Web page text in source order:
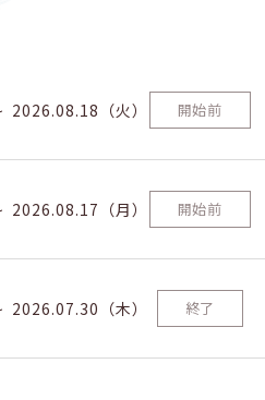
2026.08.18（火） 開始前
2026.08.17（月） 開始前
2026.07.30（木） 終了